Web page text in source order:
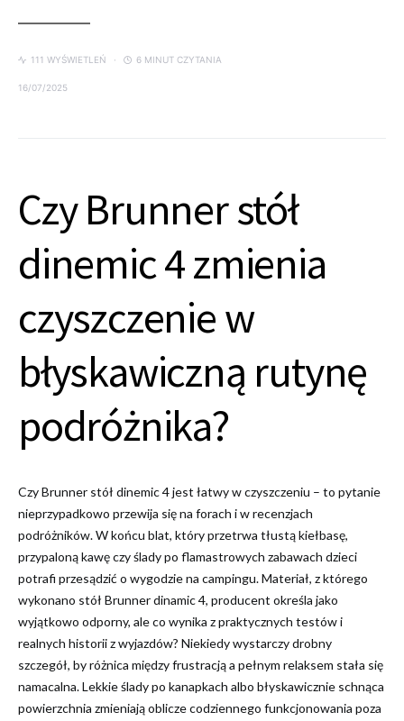
111 WYŚWIETLEŃ 6 MINUT CZYTANIA
16/07/2025
Czy Brunner stół
dinemic 4 zmienia
czyszczenie w
błyskawiczną rutynę
podróżnika?
Czy Brunner stół dinemic 4 jest łatwy w czyszczeniu – to pytanie
nieprzypadkowo przewija się na forach i w recenzjach
podróżników. W końcu blat, który przetrwa tłustą kiełbasę,
przypaloną kawę czy ślady po flamastrowych zabawach dzieci
potrafi przesądzić o wygodzie na campingu. Materiał, z którego
wykonano stół Brunner dinamic 4, producent określa jako
wyjątkowo odporny, ale co wynika z praktycznych testów i
realnych historii z wyjazdów? Niekiedy wystarczy drobny
szczegół, by różnica między frustracją a pełnym relaksem stała się
namacalna. Lekkie ślady po kanapkach albo błyskawicznie schnąca
powierzchnia zmieniają oblicze codziennego funkcjonowania poza